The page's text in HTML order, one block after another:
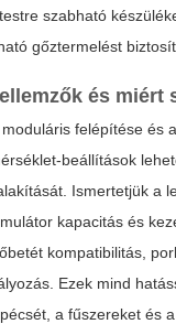
szabható
gőztermelést
és miért
moduláris felépítése és
beállítások
Ismertetjük a
kapacitás és
kompatibilitás,
Ezek mind
a fűszereket és